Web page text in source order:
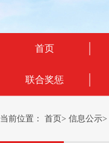
首页
联合奖惩
当前位置： 首页> 信息公示>